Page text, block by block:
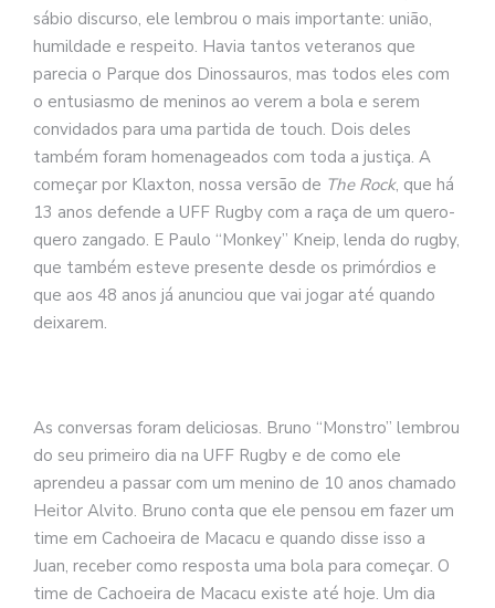
sábio discurso, ele lembrou o mais importante: união,
humildade e respeito. Havia tantos veteranos que
parecia o Parque dos Dinossauros, mas todos eles com
o entusiasmo de meninos ao verem a bola e serem
convidados para uma partida de touch. Dois deles
também foram homenageados com toda a justiça. A
começar por Klaxton, nossa versão de The Rock, que há
13 anos defende a UFF Rugby com a raça de um quero-
quero zangado. E Paulo “Monkey” Kneip, lenda do rugby,
que também esteve presente desde os primórdios e
que aos 48 anos já anunciou que vai jogar até quando
deixarem.
As conversas foram deliciosas. Bruno “Monstro” lembrou
do seu primeiro dia na UFF Rugby e de como ele
aprendeu a passar com um menino de 10 anos chamado
Heitor Alvito. Bruno conta que ele pensou em fazer um
time em Cachoeira de Macacu e quando disse isso a
Juan, receber como resposta uma bola para começar. O
time de Cachoeira de Macacu existe até hoje. Um dia